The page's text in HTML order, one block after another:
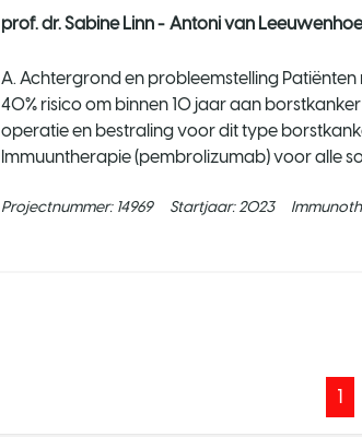
prof. dr. Sabine Linn - Antoni van
A. Achtergrond en probleemstelling
40% risico om binnen 10 jaar aan
operatie en bestraling voor dit type
Immuuntherapie (pembrolizumab) voor alle
Projectnummer: 14969 Startjaar:2023
1